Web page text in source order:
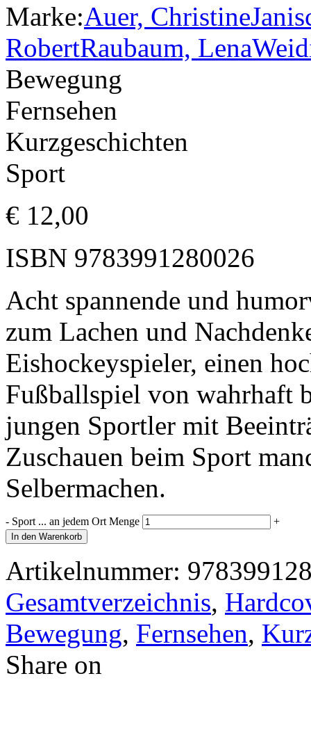
Marke:Auer, Christine
RobertRaubaum, Lena
Bewegung
Fernsehen
Kurzgeschichten
Sport
€ 12,00
ISBN 9783991280026
Acht spannende und
zum Lachen und
Eishockeyspieler, einen
Fußballspiel von wahrhaft
jungen Sportler mit
Zuschauen beim Sport
Selbermachen.
- Sport ... an jedem Ort Menge +
In den Warenkorb
Artikelnummer:
Gesamtverzeichnis,
Bewegung, Fernsehen,
Share on